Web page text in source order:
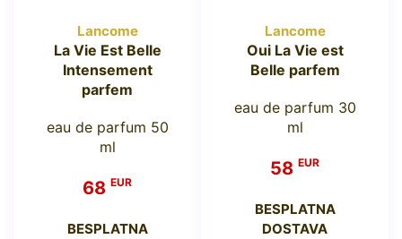
Lancome
La Vie Est Belle
Intensement
parfem
eau de parfum 50
ml
68 EUR
BESPLATNA
Lancome
Oui La Vie est
Belle parfem
eau de parfum 30
ml
58 EUR
BESPLATNA
DOSTAVA